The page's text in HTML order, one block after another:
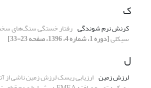
ک
کرنش نرم شوندگی رفتار خستگی سنگ‌های
سیکلی[دوره 1، شماره 4، 1396، صفحه 23-33]
ل
لرزش زمین ارزیابی ریسک لرزش زمین ناشی از